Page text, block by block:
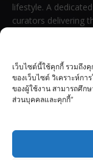
เว็บไซต์นี้ใช้คุกกี้ รวมถึง
ของเว็บไซต์ วิเคราะห์ก
ของผู้ใช้งาน สามารถศึก
ส่วนบุคคลและคุกกี้”
lifestyle. A
curators delivering
Contact us: